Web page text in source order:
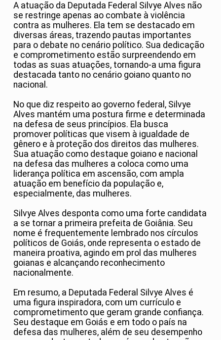
A atuação da Deputada Federal Silvye Alves não
se restringe apenas ao combate à violência
contra as mulheres. Ela tem se destacado em
diversas áreas, trazendo pautas importantes
para o debate no cenário político. Sua dedicação
e comprometimento estão surpreendendo em
todas as suas atuações, tornando-a uma figura
destacada tanto no cenário goiano quanto no
nacional.
No que diz respeito ao governo federal, Silvye
Alves mantém uma postura firme e determinada
na defesa de seus princípios. Ela busca
promover políticas que visem à igualdade de
gênero e à proteção dos direitos das mulheres.
Sua atuação como destaque goiano e nacional
na defesa das mulheres a coloca como uma
liderança política em ascensão, com ampla
atuação em benefício da população e,
especialmente, das mulheres.
Silvye Alves desponta como uma forte candidata
a se tornar a primeira prefeita de Goiânia. Seu
nome é frequentemente lembrado nos círculos
políticos de Goiás, onde representa o estado de
maneira proativa, agindo em prol das mulheres
goianas e alcançando reconhecimento
nacionalmente.
Em resumo, a Deputada Federal Silvye Alves é
uma figura inspiradora, com um currículo e
comprometimento que geram grande confiança.
Seu destaque em Goiás e em todo o país na
defesa das mulheres, além de seu desempenho